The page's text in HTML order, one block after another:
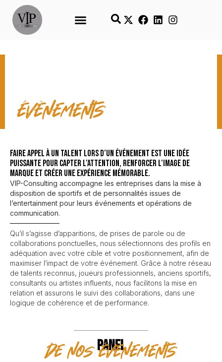
NOS COLLABS
évènements
Faire appel à un talent lors d’un événement est une idée
puissante pour capter l’attention, renforcer l’image de
marque et créer une expérience mémorable.
VIP-Consulting accompagne les entreprises dans la mise à
disposition de sportifs et de personnalités issues de
l’entertainment pour leurs événements et opérations de
communication.
Qu’il s’agisse d’apparitions, de prises de parole ou de
collaborations ponctuelles, nous sélectionnons des profils en
adéquation avec votre cible et votre positionnement, afin de
maximiser l’impact de votre événement. Grâce à notre réseau
de talents reconnus, joueurs professionnels, anciens sportifs,
consultants ou artistes influents, nous facilitons la mise en
relation et assurons le suivi des collaborations, dans une
logique de cohérence et de performance.
PANEL
de nos événements